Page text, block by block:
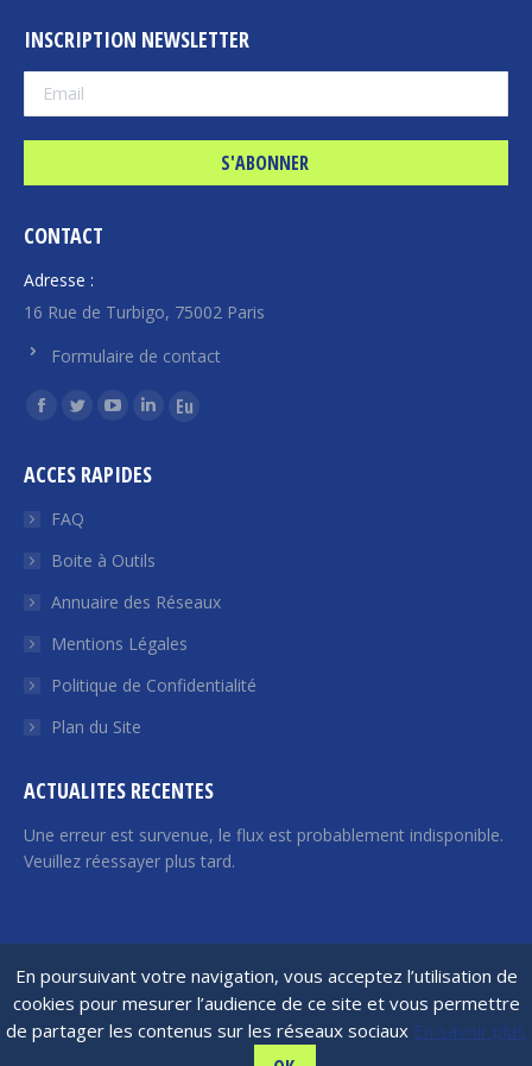
En poursuivant votre navigation, vous acceptez l’utilisation de
cookies pour mesurer l’audience de ce site et vous permettre
de partager les contenus sur les réseaux sociaux En savoir plus
INSCRIPTION NEWSLETTER
CONTACT
Adresse :
16 Rue de Turbigo, 75002 Paris
Formulaire de contact
Trouvez nous sur :
La
Facebook
s'ouvre
une
nouvelle
fenêtre
La
Twitter
s'ouvre
une
nouvelle
fenêtre
La
YouTube
une
nouvelle
fenêtre
La
LinkedIn
une
nouvelle
fenêtre
La
nouvelle
fenêtre
ACCES RAPIDES
FAQ
Boite à Outils
Annuaire des Réseaux
Mentions Légales
Politique de Confidentialité
Plan du Site
ACTUALITES RECENTES
Une erreur est survenue, le flux est probablement indisponible.
Veuillez réessayer plus tard.